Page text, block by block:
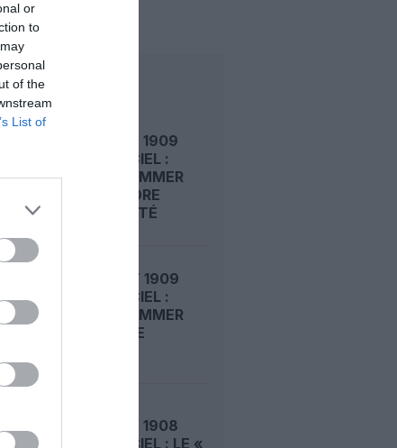
or
to
of the
List of
LIRE AUSSI
LE 7 AOÛT 1909
DANS LE CIEL :
ROGER SOMMER
FAIT ENCORE
L’ACTUALITÉ
LE 6 AOÛT 1909
DANS LE CIEL :
ROGER SOMMER
PERMET LE
LE 5 AOÛT 1908
DANS LE CIEL : LE «